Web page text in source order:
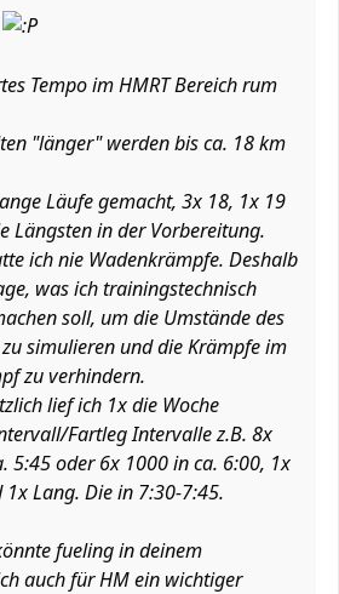
Tempo im HMRT Bereich rum
"länger" werden bis ca. 18 km
Läufe gemacht, 3x 18, 1x 19
Längsten in der Vorbereitung.
ich nie Wadenkrämpfe. Deshalb
was ich trainingstechnisch
soll, um die Umstände des
zu simulieren und die Krämpfe im
zu verhindern.
lief ich 1x die Woche
Fartleg Intervalle z.B. 8x
5:45 oder 6x 1000 in ca. 6:00, 1x
1x Lang. Die in 7:30-7:45.
fueling in deinem
auch für HM ein wichtiger